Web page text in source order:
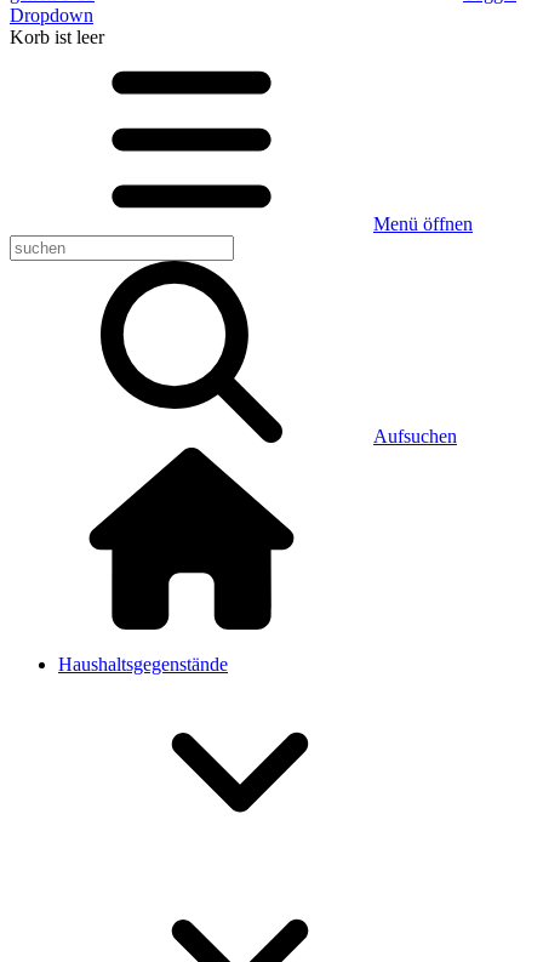
Dropdown
Korb ist leer
Menü öffnen
Aufsuchen
Haushaltsgegenstände